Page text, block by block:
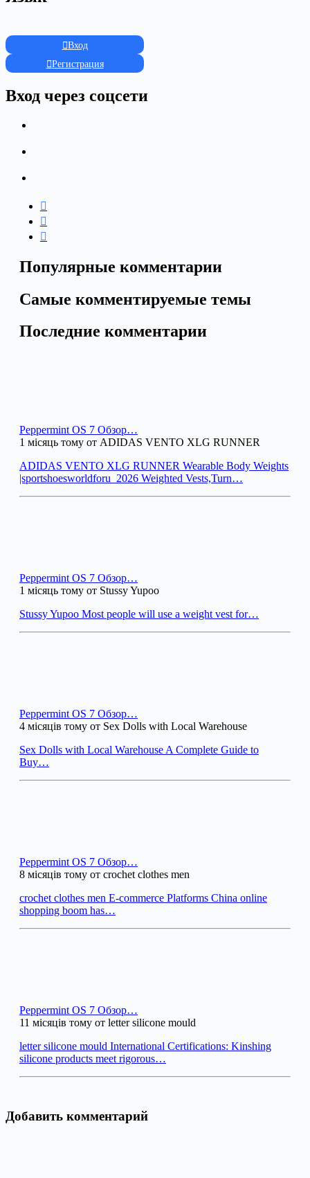
Вход
Регистрация
Вход через соцсети
Популярные комментарии
Самые комментируемые темы
Последние комментарии
Peppermint OS 7 Обзор…
1 місяць тому от ADIDAS VENTO XLG RUNNER
ADIDAS VENTO XLG RUNNER Wearable Body Weights
|sportshoesworldforu_2026 Weighted Vests,Turn…
Peppermint OS 7 Обзор…
1 місяць тому от Stussy Yupoo
Stussy Yupoo Most people will use a weight vest for…
Peppermint OS 7 Обзор…
4 місяців тому от Sex Dolls with Local Warehouse
Sex Dolls with Local Warehouse A Complete Guide to
Buy…
Peppermint OS 7 Обзор…
8 місяців тому от crochet clothes men
crochet clothes men E-commerce Platforms China online
shopping boom has…
Peppermint OS 7 Обзор…
11 місяців тому от letter silicone mould
letter silicone mould International Certifications: Kinshing
silicone products meet rigorous…
Добавить комментарий